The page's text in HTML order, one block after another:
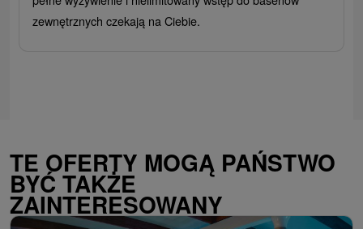
zewnętrznych czekają na Ciebie.
TE OFERTY MOGĄ PAŃSTWO
BYĆ TAKŻE
ZAINTERESOWANY